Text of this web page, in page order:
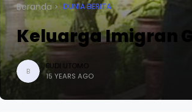
Beranda DUNIA BERITA
Keluarga Imigran
B
BUDI UTOMO
15 YEARS AGO